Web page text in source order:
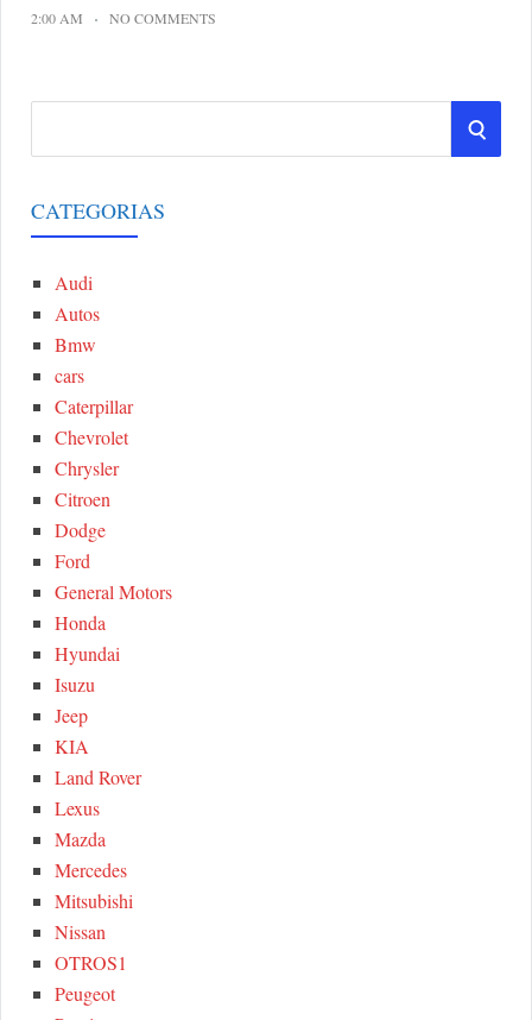
2:00 AM NO COMMENTS
r
c
S
CATEGORIAS
Audi
Autos
Bmw
cars
Caterpillar
Chevrolet
Chrysler
Citroen
Dodge
Ford
General Motors
Honda
Hyundai
Isuzu
Jeep
KIA
Land Rover
Lexus
Mazda
Mercedes
Mitsubishi
Nissan
OTROS1
Peugeot